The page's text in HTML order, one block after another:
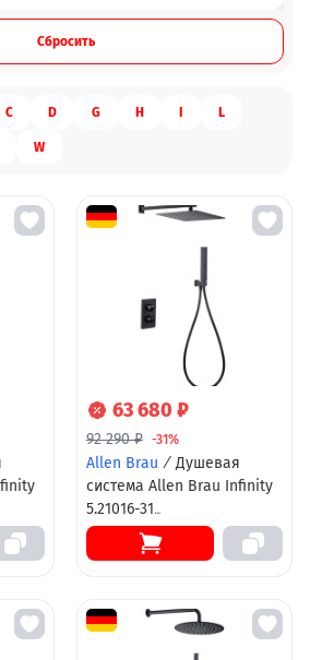
Cбросить
C D G H L
W
63 680 ₽
92 290 ₽ -31%
Allen Brau / Душевая
система Allen Brau Infinity
5.21016-31
термостатическая,
верхний и ручной душ,